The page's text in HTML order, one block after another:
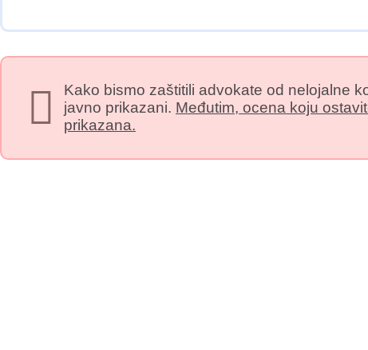
Kako bismo zaštitili advokate od nelojalne
javno prikazani. Međutim, ocena koju
prikazana.